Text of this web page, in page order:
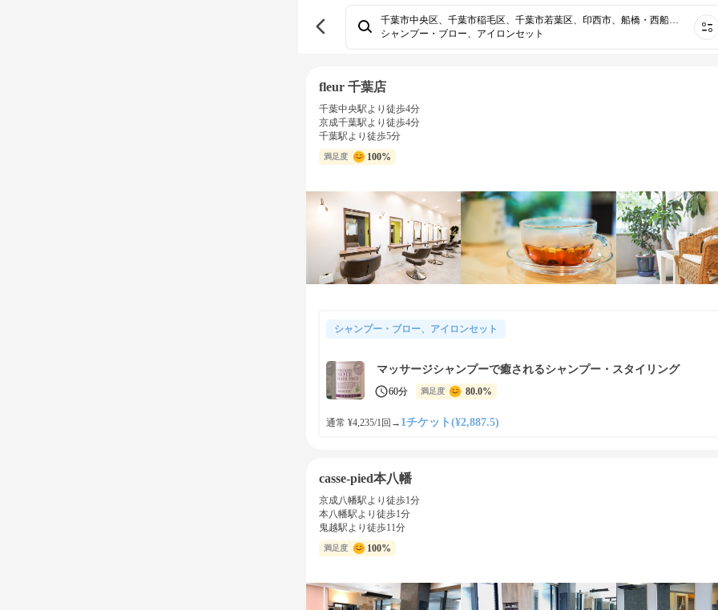
千葉市中央区、千葉市稲毛区、千葉市若葉区、印西市、船橋・西船橋、習志野・大久保・高根公団、流山・三郷・野田、柏・我孫子、柏たなか、八千代・佐倉・成田・香取⋯
シャンプー・ブロー、アイロンセット
fleur 千葉店
千葉中央駅より徒歩4分
京成千葉駅より徒歩4分
千葉駅より徒歩5分
満足度 100%
シャンプー・ブロー、アイロンセット
マッサージシャンプーで癒されるシャンプー・スタイリング
60分 満足度 80.0%
通常 ¥4,235/1回 → 1チケット(¥2,887.5)
casse-pied本八幡
京成八幡駅より徒歩1分
本八幡駅より徒歩1分
鬼越駅より徒歩11分
満足度 100%